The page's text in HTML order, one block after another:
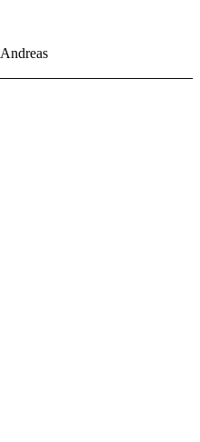
Andreas